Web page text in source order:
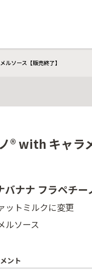
ルソース【販売終了】
® with キャラ
バナナ フラペチー
ットミルクに変更
ルソース
ント